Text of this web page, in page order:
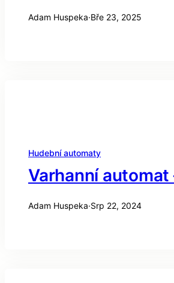
Adam Huspeka·Bře 23, 2025
Hudební automaty
Varhanní
Adam Huspeka·Srp 22, 2024